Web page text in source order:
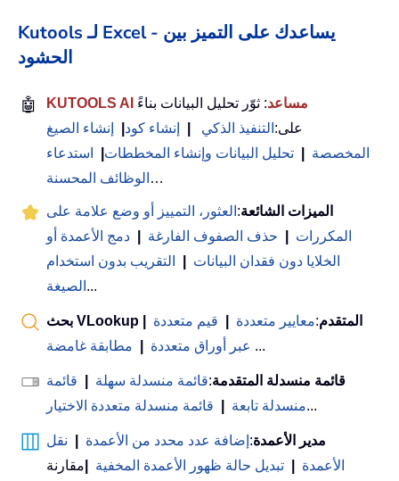
Kutools لـ Excel - يساعدك على التميز بين
الحشود
🤖 KUTOOLS AI مساعد: ثوّر تحليل البيانات بناءً
على: التنفيذ الذكي إنشاء كود
إنشاء الصيغ
المخصصة
تحليل البيانات وإنشاء المخططات
استدعاء
الوظائف المحسنة …
الميزات الشائعة: العثور، التمييز أو وضع علامة على
المكررات
حذف الصفوف الفارغة
دمج الأعمدة أو
الخلايا دون فقدان البيانات
التقريب بدون استخدام
الصيغة ...
بحث VLookup المتقدم:معايير متعددة قيم متعددة
عبر أوراق متعددة
مطابقة غامضة ...
قائمة منسدلة المتقدمة:قائمة منسدلة سهلة
قائمة
منسدلة تابعة
قائمة منسدلة متعددة الاختيار ...
مدير الأعمدة: إضافة عدد محدد من الأعمدة
نقل
الأعمدة
تبديل حالة ظهور الأعمدة المخفية
مقارنة